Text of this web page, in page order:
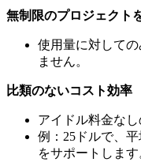
無制限のプロジェクト
使用量に対して
ません。
比類のないコスト効率
アイドル料金なし
例：25ドルで、平
をサポートします